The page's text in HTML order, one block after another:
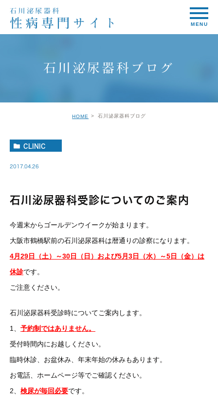
石川泌尿器科ブログ
HOME 石川泌尿器科ブログ
CLINIC
2017.04.26
石川泌尿器科受診についてのご案内
今週末からゴールデンウイークが始まります。
大阪市鶴橋駅前の石川泌尿器科は暦通りの診察になります。
4月29日（土）～30日（日）および5月3日（水）～5日（金）は
休診です。
ご注意ください。
石川泌尿器科受診時についてご案内します。
1、 予約制ではありません。
受付時間内にお越しください。
臨時休診、お盆休み、年末年始の休みもあります。
お電話、ホームページ等でご確認ください。
2、 検尿が毎回必要です。